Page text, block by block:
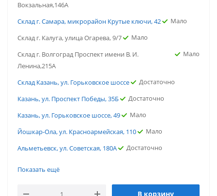
Вокзальная,146А
Склад г. Самара, микрорайон Крутые ключи, 42
Мало
Склад г. Калуга, улица Огарева, 9/7
Мало
Склад г. Волгоград Проспект имени В. И.
Ленина,215А
Мало
Склад Казань, ул. Горьковское шоссе
Достаточно
Казань, ул. Проспект Победы, 35Б
Достаточно
Казань, ул. Горьковское шоссе, 49
Мало
Йошкар-Ола, ул. Красноармейская, 110
Мало
Альметьевск, ул. Советская, 180А
Достаточно
Показать ещё
В корзину